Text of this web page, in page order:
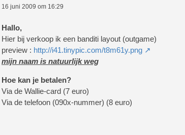
16 juni 2009 om 16:29
Hallo,
Hier bij verkoop ik een banditi layout (outgame)
preview : http://i41.tinypic.com/t8m61y.png
mijn naam is natuurlijk weg
Hoe kan je betalen?
Via de Wallie-card (7 euro)
Via de telefoon (090x-nummer) (8 euro)